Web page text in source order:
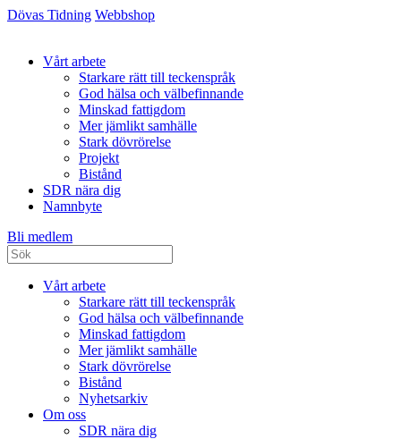
Dövas Tidning Webbshop
Vårt arbete
Starkare rätt till teckenspråk
God hälsa och välbefinnande
Minskad fattigdom
Mer jämlikt samhälle
Stark dövrörelse
Projekt
Bistånd
SDR nära dig
Namnbyte
Bli medlem
Vårt arbete
Starkare rätt till teckenspråk
God hälsa och välbefinnande
Minskad fattigdom
Mer jämlikt samhälle
Stark dövrörelse
Bistånd
Nyhetsarkiv
Om oss
SDR nära dig